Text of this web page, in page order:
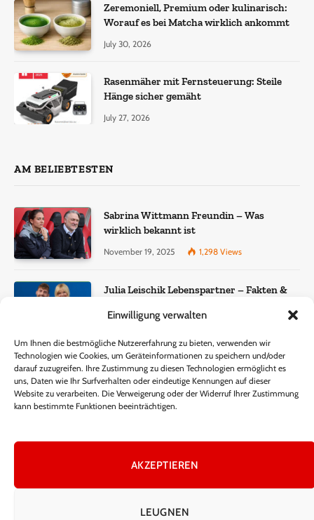
Einwilligung verwalten
Um Ihnen die bestmögliche Nutzererfahrung zu bieten, verwenden wir
Technologien wie Cookies, um Geräteinformationen zu speichern und/oder
darauf zuzugreifen. Ihre Zustimmung zu diesen Technologien ermöglicht es
uns, Daten wie Ihr Surfverhalten oder eindeutige Kennungen auf dieser
Website zu verarbeiten. Die Verweigerung oder der Widerruf Ihrer Zustimmung
kann bestimmte Funktionen beeinträchtigen.
AKZEPTIEREN
LEUGNEN
Zeremoniell, Premium oder kulinarisch:
Worauf es bei Matcha wirklich ankommt
July 30, 2026
Rasenmäher mit Fernsteuerung: Steile
Hänge sicher gemäht
July 27, 2026
AM BELIEBTESTEN
Sabrina Wittmann Freundin – Was
wirklich bekannt ist
November 19, 2025 1,298 Views
Julia Leischik Lebenspartner – Fakten &
Lisa Eckhart Gewicht – Fakten, Wahrheit
und öffentliche Wahrnehmung
November 15, 2025 340Views